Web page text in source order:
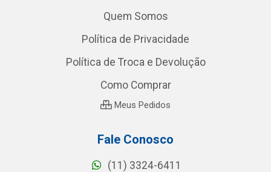
Quem Somos
Política de Privacidade
Política de Troca e Devolução
Como Comprar
Meus Pedidos
Fale Conosco
(11) 3324-6411